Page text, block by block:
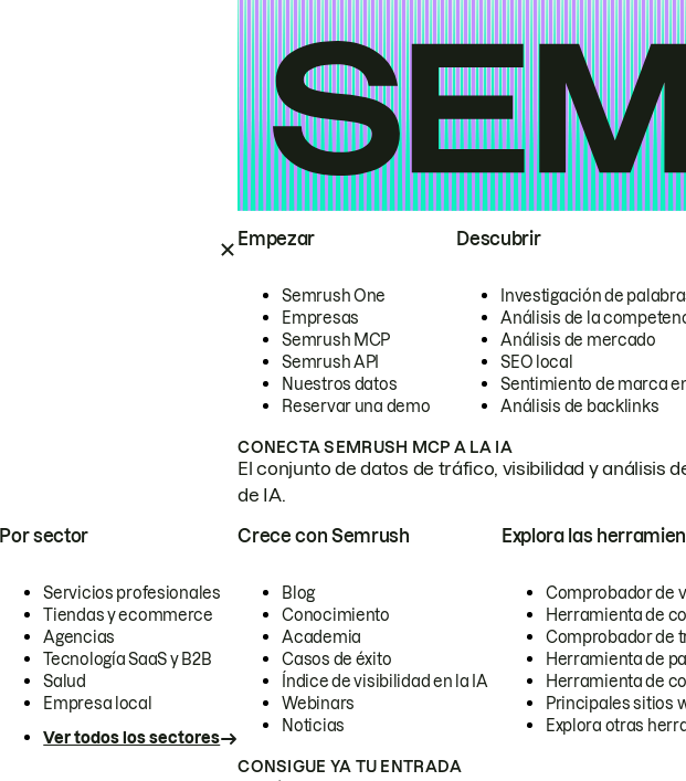
Empezar
Semrush One
Empresas
Semrush MCP
Semrush API
Nuestros datos
Reservar una demo
Descubrir
Investigación de
Análisis de la
Análisis de mercado
SEO local
Sentimiento de marca
Análisis de backlinks
CONECTA SEMRUSH MCP A LA IA
El conjunto de datos de tráfico, visibilidad y análisis
de IA.
Por sector
Servicios profesionales
Tiendas y ecommerce
Agencias
Tecnología SaaS y B2B
Salud
Empresa local
Ver todos los sectores
Crece con Semrush
Blog
Conocimiento
Academia
Casos de éxito
Índice de visibilidad en la IA
Webinars
Noticias
Explora las
Comprobador de
Herramienta de
Comprobador de
Herramienta de
Herramienta de
Principales sitios
Explora otras
CONSIGUE YA TU ENTRADA